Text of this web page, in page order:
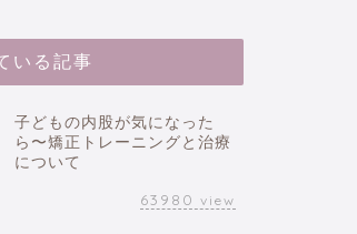
いる記事
子どもの内股が気になった
ら〜矯正トレーニングと治療
について
63980 view